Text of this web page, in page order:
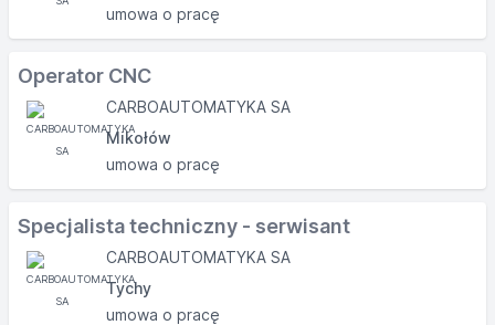
umowa o pracę
Operator CNC
CARBOAUTOMATYKA SA
Mikołów
umowa o pracę
Specjalista techniczny - serwisant
CARBOAUTOMATYKA SA
Tychy
umowa o pracę